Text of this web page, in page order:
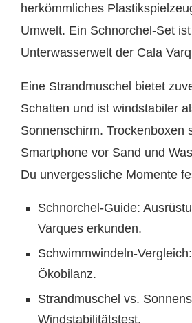
herkömmliches
Umwelt. Ein Schnorchel-Set
Unterwasserwelt der Cala
Eine Strandmuschel bietet
Schatten und ist windstabiler
Sonnenschirm. Trockenboxen
Smartphone vor Sand und
Du unvergessliche Momente
Schnorchel-Guide:
Varques erkunden.
Schwimmwindeln-
Ökobilanz.
Strandmuschel vs.
Windstabilitätstest.